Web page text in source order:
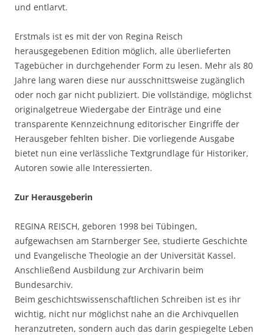
und entlarvt.
Erstmals ist es mit der von Regina Reisch
herausgegebenen Edition möglich, alle überlieferten
Tagebücher in durchgehender Form zu lesen. Mehr als 80
Jahre lang waren diese nur ausschnittsweise zugänglich
oder noch gar nicht publiziert. Die vollständige, möglichst
originalgetreue Wiedergabe der Einträge und eine
transparente Kennzeichnung editorischer Eingriffe der
Herausgeber fehlten bisher. Die vorliegende Ausgabe
bietet nun eine verlässliche Textgrundlage für Historiker,
Autoren sowie alle Interessierten.
Zur Herausgeberin
REGINA REISCH, geboren 1998 bei Tübingen,
aufgewachsen am Starnberger See, studierte Geschichte
und Evangelische Theologie an der Universität Kassel.
Anschließend Ausbildung zur Archivarin beim
Bundesarchiv.
Beim geschichtswissenschaftlichen Schreiben ist es ihr
wichtig, nicht nur möglichst nahe an die Archivquellen
heranzutreten, sondern auch das darin gespiegelte Leben